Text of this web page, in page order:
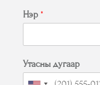
Нэр *
Утасны дугаар